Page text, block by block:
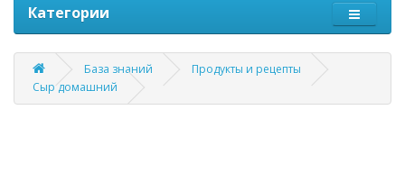
Категории
База знаний
Продукты и рецепты
Сыр домашний